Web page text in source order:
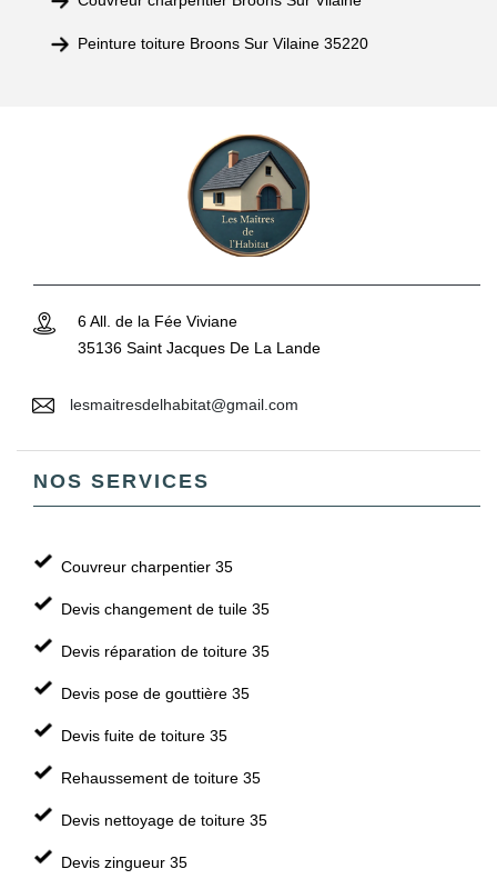
Peinture toiture Broons Sur Vilaine 35220
6 All. de la Fée Viviane
35136 Saint Jacques De La Lande
lesmaitresdelhabitat@gmail.com
NOS SERVICES
Couvreur charpentier 35
Devis changement de tuile 35
Devis réparation de toiture 35
Devis pose de gouttière 35
Devis fuite de toiture 35
Rehaussement de toiture 35
Devis nettoyage de toiture 35
Devis zingueur 35